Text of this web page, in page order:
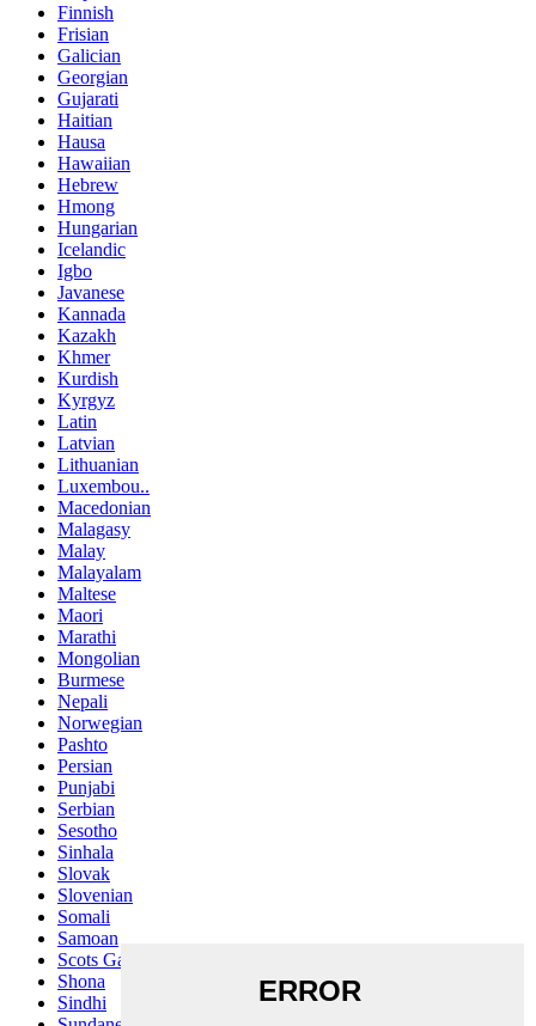
Finnish
Frisian
Galician
Georgian
Gujarati
Haitian
Hausa
Hawaiian
Hebrew
Hmong
Hungarian
Icelandic
Igbo
Javanese
Kannada
Kazakh
Khmer
Kurdish
Kyrgyz
Latin
Latvian
Lithuanian
Luxembou..
Macedonian
Malagasy
Malay
Malayalam
Maltese
Maori
Marathi
Mongolian
Burmese
Nepali
Norwegian
Pashto
Persian
Punjabi
Serbian
Sesotho
Sinhala
Slovak
Slovenian
Somali
Samoan
Scots Gaelic
Shona
Sindhi